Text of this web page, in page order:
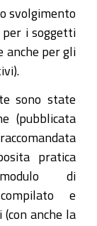
svolgimento
i soggetti
anche per gli
sono state
(pubblicata
pratica
di
e
anche la